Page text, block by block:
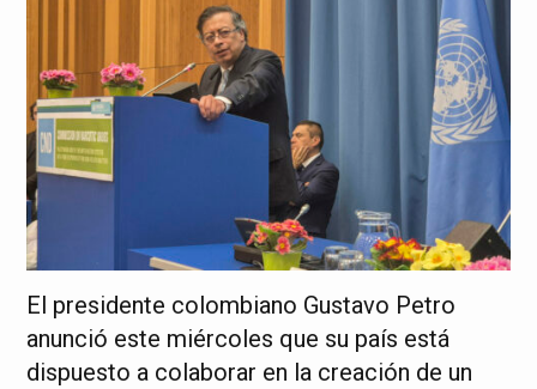
El presidente colombiano Gustavo Petro
anunció este miércoles que su país está
dispuesto a colaborar en la creación de un